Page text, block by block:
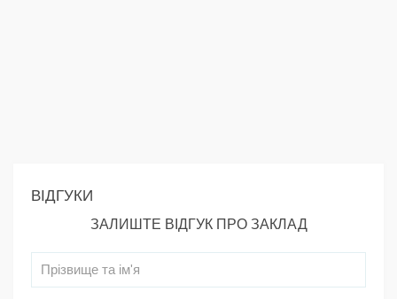
ВІДГУКИ
ЗАЛИШТЕ ВІДГУК ПРО ЗАКЛАД